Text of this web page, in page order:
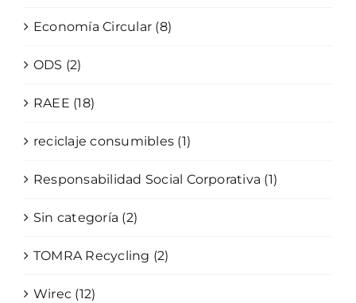
Economía Circular (8)
ODS (2)
RAEE (18)
reciclaje consumibles (1)
Responsabilidad Social Corporativa (1)
Sin categoría (2)
TOMRA Recycling (2)
Wirec (12)